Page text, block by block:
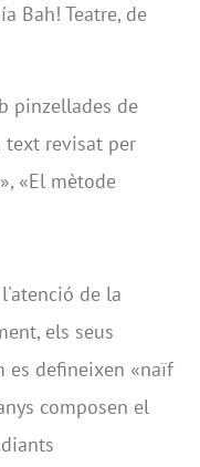
Bah! Teatre, de
pinzellades de
text revisat per
«El mètode
de la
els seus
es defineixen «naïf
composen el